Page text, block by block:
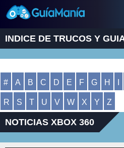
INDICE DE TRUCOS Y
# A B C D E F G H
R S T U V W X Y Z
NOTICIAS XBOX 360